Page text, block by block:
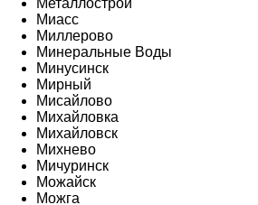
Металлострой
Миасс
Миллерово
Минеральные Воды
Минусинск
Мирный
Мисайлово
Михайловка
Михайловск
Михнево
Мичуринск
Можайск
Можга